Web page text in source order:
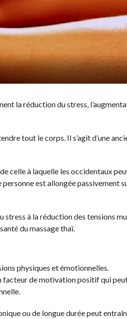
la réduction du stress,
tout le corps. Il s’agit d’une
celle à laquelle les occidentaux
est allongée passivement
stress à la réduction des tensions
du massage thaï.
physiques et émotionnelles.
facteur de motivation positif qui
ou de longue durée peut